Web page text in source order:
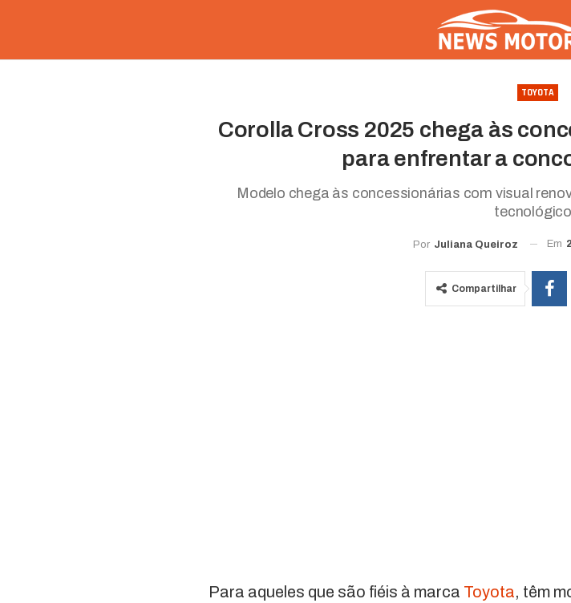
TOYOTA
Corolla Cross 2025 chega às
para enfrentar a
Modelo chega às concessionárias com visual
Por Juliana Queiroz Em
Compartilhar
Para aqueles que são fiéis à marca Toyota, têm